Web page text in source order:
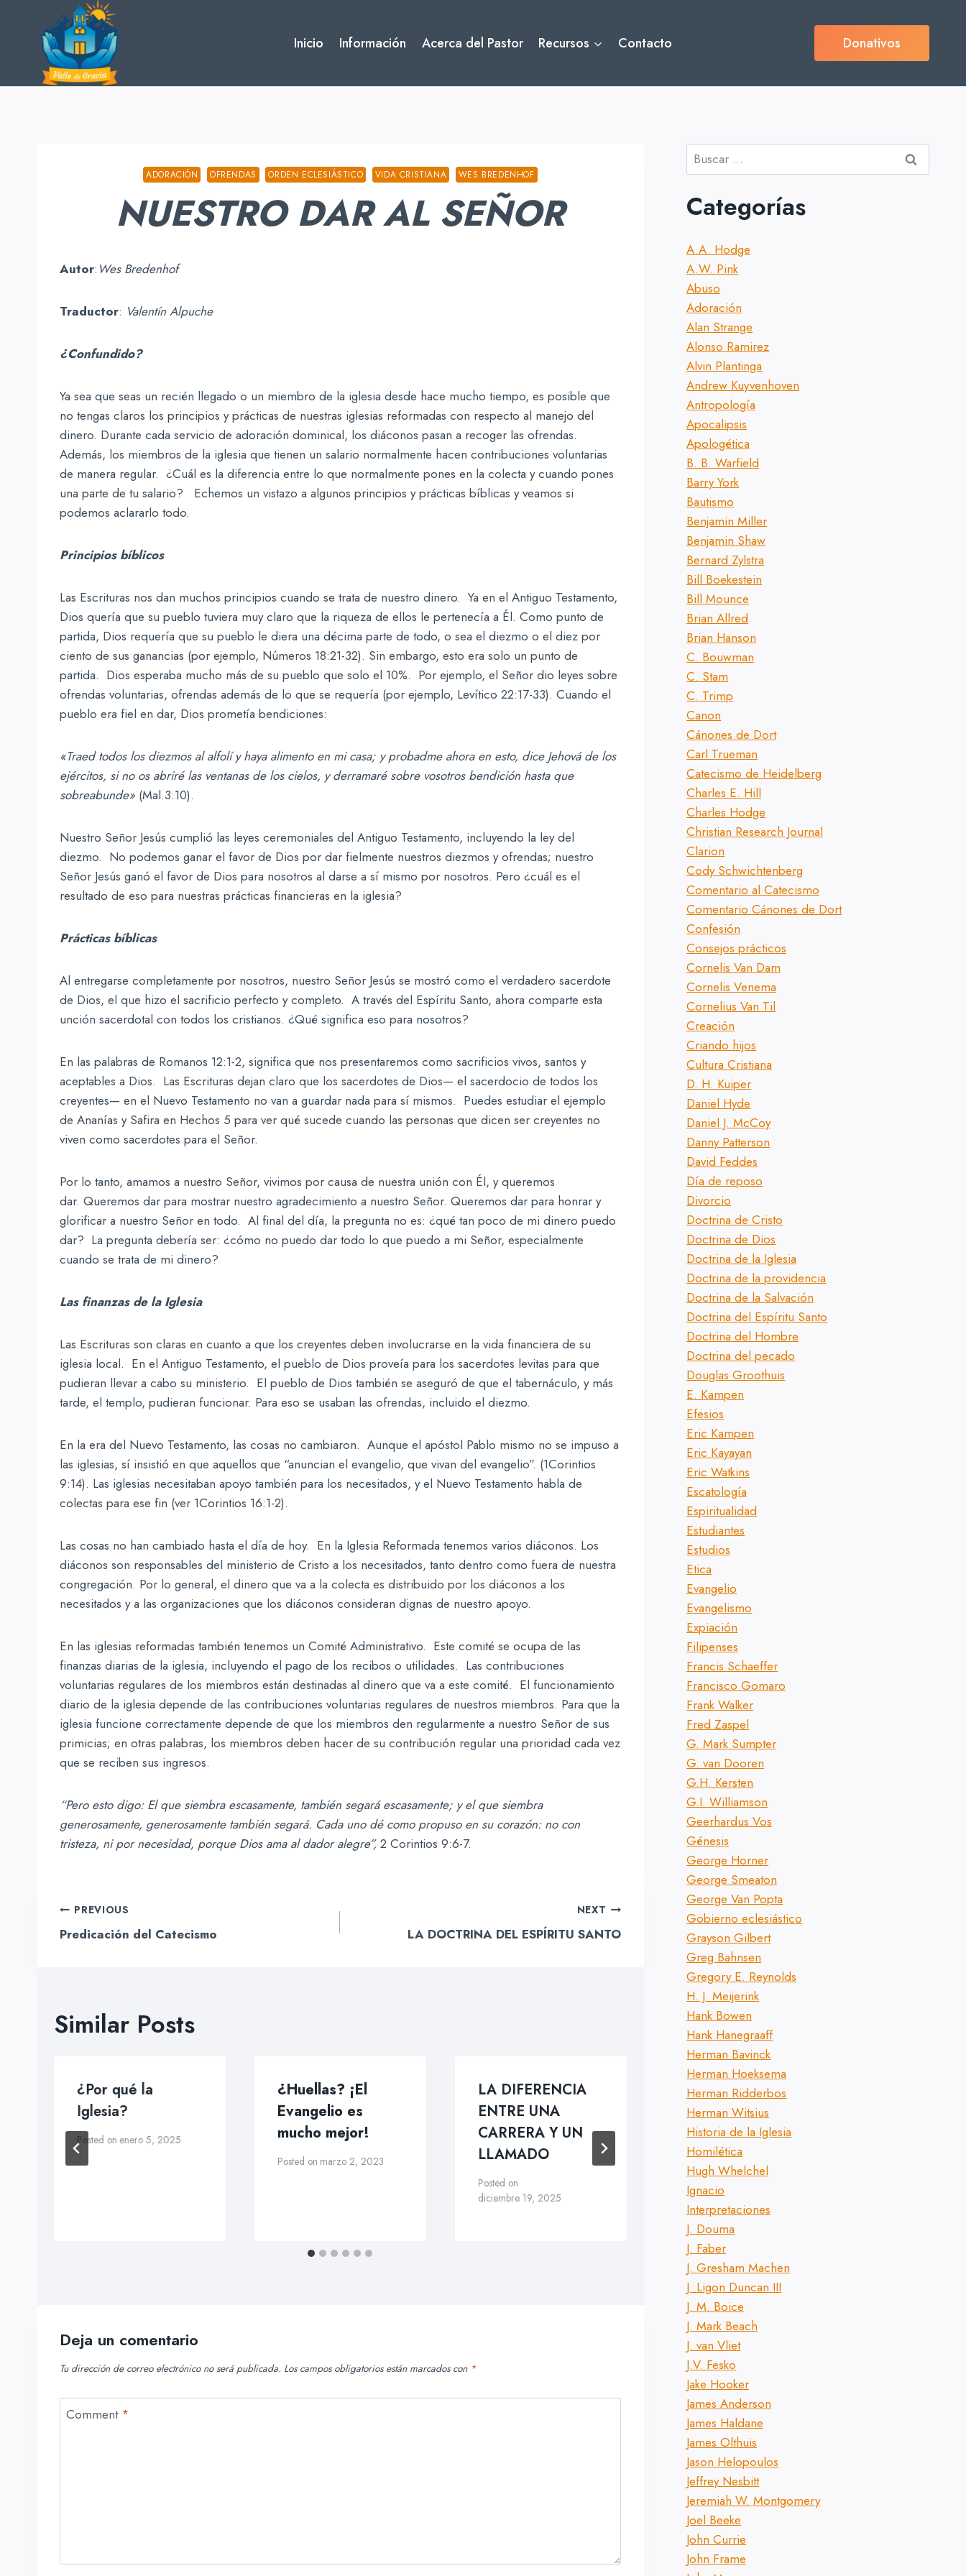
Inicio Información Acerca del Pastor Recursos Contacto Donativos
ADORACIÓN OFRENDAS ORDEN ECLESIÁSTICO VIDA CRISTIANA WES BREDENHOF
NUESTRO DAR AL SEÑOR
Autor: Wes Bredenhof
Traductor: Valentín Alpuche
¿Confundido?
Ya sea que seas un recién llegado o un miembro de la iglesia desde hace mucho tiempo, es posible que
no tengas claros los principios y prácticas de nuestras iglesias reformadas con respecto al manejo del
dinero. Durante cada servicio de adoración dominical, los diáconos pasan a recoger las ofrendas.
Además, los miembros de la iglesia que tienen un salario normalmente hacen contribuciones voluntarias
de manera regular. ¿Cuál es la diferencia entre lo que normalmente pones en la colecta y cuando pones
una parte de tu salario? Echemos un vistazo a algunos principios y prácticas bíblicas y veamos si
podemos aclararlo todo.
Principios bíblicos
Las Escrituras nos dan muchos principios cuando se trata de nuestro dinero. Ya en el Antiguo Testamento,
Dios quería que su pueblo tuviera muy claro que la riqueza de ellos le pertenecía a Él. Como punto de
partida, Dios requería que su pueblo le diera una décima parte de todo, o sea el diezmo o el diez por
ciento de sus ganancias (por ejemplo, Números 18:21-32). Sin embargo, esto era solo un punto de
partida. Dios esperaba mucho más de su pueblo que solo el 10%. Por ejemplo, el Señor dio leyes sobre
ofrendas voluntarias, ofrendas además de lo que se requería (por ejemplo, Levítico 22:17-33). Cuando el
pueblo era fiel en dar, Dios prometía bendiciones:
«Traed todos los diezmos al alfolí y haya alimento en mi casa; y probadme ahora en esto, dice Jehová de los
ejércitos, si no os abriré las ventanas de los cielos, y derramaré sobre vosotros bendición hasta que
sobreabunde» (Mal.3:10).
Nuestro Señor Jesús cumplió las leyes ceremoniales del Antiguo Testamento, incluyendo la ley del
diezmo. No podemos ganar el favor de Dios por dar fielmente nuestros diezmos y ofrendas; nuestro
Señor Jesús ganó el favor de Dios para nosotros al darse a sí mismo por nosotros. Pero ¿cuál es el
resultado de eso para nuestras prácticas financieras en la iglesia?
Prácticas bíblicas
Al entregarse completamente por nosotros, nuestro Señor Jesús se mostró como el verdadero sacerdote
de Dios, el que hizo el sacrificio perfecto y completo. A través del Espíritu Santo, ahora comparte esta
unción sacerdotal con todos los cristianos. ¿Qué significa eso para nosotros?
En las palabras de Romanos 12:1-2, significa que nos presentaremos como sacrificios vivos, santos y
aceptables a Dios. Las Escrituras dejan claro que los sacerdotes de Dios— el sacerdocio de todos los
creyentes— en el Nuevo Testamento no van a guardar nada para sí mismos. Puedes estudiar el ejemplo
de Ananías y Safira en Hechos 5 para ver qué sucede cuando las personas que dicen ser creyentes no
viven como sacerdotes para el Señor.
Por lo tanto, amamos a nuestro Señor, vivimos por causa de nuestra unión con Él, y queremos
dar. Queremos dar para mostrar nuestro agradecimiento a nuestro Señor. Queremos dar para honrar y
glorificar a nuestro Señor en todo. Al final del día, la pregunta no es: ¿qué tan poco de mi dinero puedo
dar? La pregunta debería ser: ¿cómo no puedo dar todo lo que puedo a mi Señor, especialmente
cuando se trata de mi dinero?
Las finanzas de la Iglesia
Las Escrituras son claras en cuanto a que los creyentes deben involucrarse en la vida financiera de su
iglesia local. En el Antiguo Testamento, el pueblo de Dios proveía para los sacerdotes levitas para que
pudieran llevar a cabo su ministerio. El pueblo de Dios también se aseguró de que el tabernáculo, y más
tarde, el templo, pudieran funcionar. Para eso se usaban las ofrendas, incluido el diezmo.
En la era del Nuevo Testamento, las cosas no cambiaron. Aunque el apóstol Pablo mismo no se impuso a
las iglesias, sí insistió en que aquellos que “anuncian el evangelio, que vivan del evangelio”. (1Corintios
9:14). Las iglesias necesitaban apoyo también para los necesitados, y el Nuevo Testamento habla de
colectas para ese fin (ver 1Corintios 16:1-2).
Las cosas no han cambiado hasta el día de hoy. En la Iglesia Reformada tenemos varios diáconos. Los
diáconos son responsables del ministerio de Cristo a los necesitados, tanto dentro como fuera de nuestra
congregación. Por lo general, el dinero que va a la colecta es distribuido por los diáconos a los
necesitados y a las organizaciones que los diáconos consideran dignas de nuestro apoyo.
En las iglesias reformadas también tenemos un Comité Administrativo. Este comité se ocupa de las
finanzas diarias de la iglesia, incluyendo el pago de los recibos o utilidades. Las contribuciones
voluntarias regulares de los miembros están destinadas al dinero que va a este comité. El funcionamiento
diario de la iglesia depende de las contribuciones voluntarias regulares de nuestros miembros. Para que la
iglesia funcione correctamente depende de que los miembros den regularmente a nuestro Señor de sus
primicias; en otras palabras, los miembros deben hacer de su contribución regular una prioridad cada vez
que se reciben sus ingresos.
“Pero esto digo: El que siembra escasamente, también segará escasamente; y el que siembra
generosamente, generosamente también segará. Cada uno dé como propuso en su corazón: no con
tristeza, ni por necesidad, porque Dios ama al dador alegre”, 2 Corintios 9:6-7.
Navegación
de
PREVIOUS
Predicación del Catecismo
NEXT
LA DOCTRINA DEL ESPÍRITU SANTO
Similar Posts
¿Por qué la
Iglesia?
Posted on enero 5, 2025
¿Huellas? ¡El
Evangelio es
mucho mejor!
Posted on marzo 2, 2023
LA DIFERENCIA
ENTRE UNA
CARRERA Y UN
LLAMADO
Posted on
diciembre 19, 2025
La maternidad es
un fuego que
purifica
Posted on
diciembre 20, 2025
Deja un comentario
Tu dirección de correo electrónico no será publicada. Los campos obligatorios están marcados con *
Comment *
Buscar:
Categorías
A.A. Hodge
A.W. Pink
Abuso
Adoración
Alan Strange
Alonso Ramirez
Alvin Plantinga
Andrew Kuyvenhoven
Antropología
Apocalipsis
Apologética
B. B. Warfield
Barry York
Bautismo
Benjamin Miller
Benjamin Shaw
Bernard Zylstra
Bill Boekestein
Bill Mounce
Brian Allred
Brian Hanson
C. Bouwman
C. Stam
C. Trimp
Canon
Cánones de Dort
Carl Trueman
Catecismo de Heidelberg
Charles E. Hill
Charles Hodge
Christian Research Journal
Clarion
Cody Schwichtenberg
Comentario al Catecismo
Comentario Cánones de Dort
Confesión
Consejos prácticos
Cornelis Van Dam
Cornelis Venema
Cornelius Van Til
Creación
Criando hijos
Cultura Cristiana
D. H. Kuiper
Daniel Hyde
Daniel J. McCoy
Danny Patterson
David Feddes
Día de reposo
Divorcio
Doctrina de Cristo
Doctrina de Dios
Doctrina de la Iglesia
Doctrina de la providencia
Doctrina de la Salvación
Doctrina del Espíritu Santo
Doctrina del Hombre
Doctrina del pecado
Douglas Groothuis
E. Kampen
Efesios
Eric Kampen
Eric Kayayan
Eric Watkins
Escatología
Espiritualidad
Estudiantes
Estudios
Etica
Evangelio
Evangelismo
Expiación
Filipenses
Francis Schaeffer
Francisco Gomaro
Frank Walker
Fred Zaspel
G. Mark Sumpter
G. van Dooren
G.H. Kersten
G.I. Williamson
Geerhardus Vos
Génesis
George Horner
George Smeaton
George Van Popta
Gobierno eclesiástico
Grayson Gilbert
Greg Bahnsen
Gregory E. Reynolds
H. J. Meijerink
Hank Bowen
Hank Hanegraaff
Herman Bavinck
Herman Hoeksema
Herman Ridderbos
Herman Witsius
Historia de la Iglesia
Homilética
Hugh Whelchel
Ignacio
Interpretaciones
J. Douma
J. Faber
J. Gresham Machen
J. Ligon Duncan III
J. M. Boice
J. Mark Beach
J. van Vliet
J.V. Fesko
Jake Hooker
James Anderson
James Haldane
James Olthuis
Jason Helopoulos
Jeffrey Nesbitt
Jeremiah W. Montgomery
Joel Beeke
John Currie
John Frame